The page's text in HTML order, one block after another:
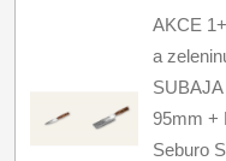
AKCE
a
95mm +
Seburo